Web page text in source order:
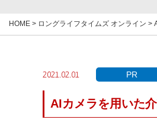
HOME > ロングライフタイムズ オンライン >
2021.02.01 PR
AIカメラを用いた